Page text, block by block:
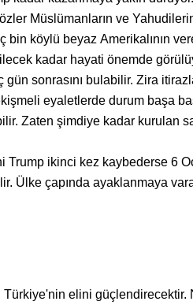
Müslümanların ve
köylü beyaz Amerikalının
kadar hayati önemde
gün sonrasını bulabilir. Zira
eyaletlerde durum başa
Zaten şimdiye kadar kurulan
Trump ikinci kez kaybederse 6
Ülke çapında ayaklanmaya
Türkiye'nin elini güçlendirecektir.